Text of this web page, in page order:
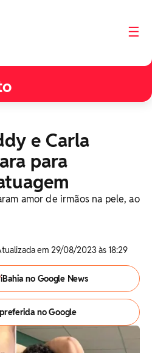
☰
e Carla
para
amor de irmãos na pele, ao
em 29/08/2023 às 18:29
iBahia no Google News
no Google